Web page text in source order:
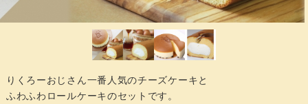
りくろーおじさん一番人気のチーズケーキと
ふわふわロールケーキのセットです。